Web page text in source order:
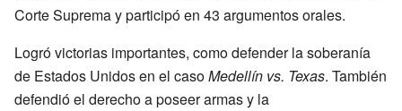
Corte Suprema y participó en 43 argumentos orales.
Logró victorias importantes, como defender la soberanía
de Estados Unidos en el casoMedellín vs. Texas. También
defendió el derecho a poseer armas y la